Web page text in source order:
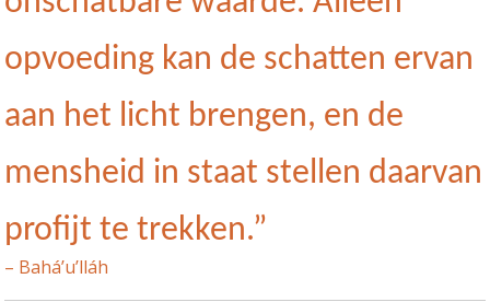
opvoeding kan de schatten ervan
aan het licht brengen, en de
mensheid in staat stellen daarvan
profijt te trekken.”
– Bahá’u’lláh